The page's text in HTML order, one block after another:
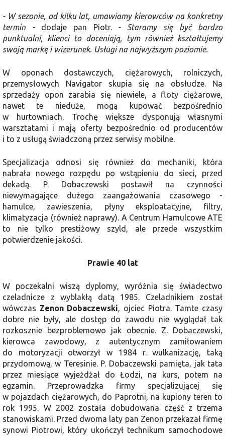
- W sezonie, od kilku lat, umawiamy kierowców na konkretny
termin -dodaje pan Piotr. - Staramy się być bardzo
punktualni, klienci to doceniają, tym również kształtujemy
swoją markę i wizerunek. Usługi na najwyższym poziomie.
W oponach dostawczych, ciężarowych, rolniczych,
przemysłowych Navigator skupia się na obsłudze. Na
sprzedaży opon zarabia się niewiele, a floty ciężarowe,
nawet te nieduże, mogą kupować bezpośrednio
w hurtowniach. Trochę większe dysponują własnymi
warsztatami i mają oferty bezpośrednio od producentów
i to z usługą świadczoną przez serwisy mobilne.
Specjalizacja odnosi się również do mechaniki, która
nabrała nowego rozpędu po wstąpieniu do sieci, przed
dekadą. P. Dobaczewski postawił na czynności
niewymagające dużego zaangażowania czasowego -
hamulce, zawieszenia, płyny eksploatacyjne, filtry,
klimatyzacja (również naprawy). A Centrum Hamulcowe ATE
to nie tylko prestiżowy szyld, ale przede wszystkim
potwierdzenie jakości.
Prawie 40 lat
W poczekalni wiszą dyplomy, wyróżnia się świadectwo
czeladnicze z wyblakłą datą 1985. Czeladnikiem został
wówczas Zenon Dobaczewski, ojciec Piotra. Tamte czasy
dobre nie były, ale dostęp do zawodu nie wyglądał tak
rozkosznie bezproblemowo jak obecnie. Z. Dobaczewski,
kierowca zawodowy, z autentycznym zamiłowaniem
do motoryzacji otworzył w 1984 r. wulkanizację, taką
przydomową, w Teresinie. P. Dobaczewski pamięta, jak tata
przez miesiące wyjeżdżał do Łodzi, na kurs, potem na
egzamin. Przeprowadzka firmy specjalizującej się
w pojazdach ciężarowych, do Paprotni, na kupiony teren to
rok 1995. W 2002 została dobudowana część z trzema
stanowiskami. Przed dwoma laty pan Zenon przekazał firmę
synowi Piotrowi, który ukończył technikum samochodowe